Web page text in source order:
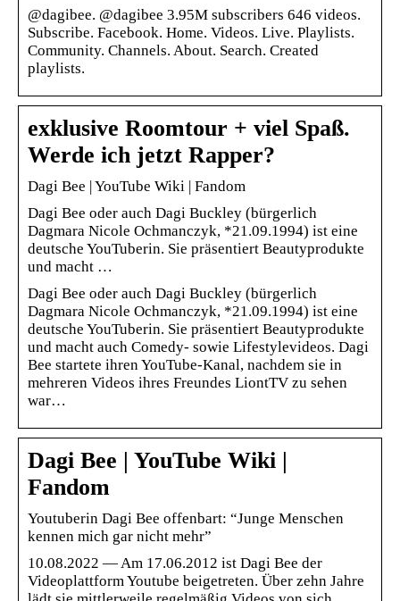
@dagibee. @dagibee 3.95M subscribers 646 videos.
Subscribe. Facebook. Home. Videos. Live. Playlists.
Community. Channels. About. Search. Created
playlists.
exklusive Roomtour + viel Spaß.
Werde ich jetzt Rapper?
Dagi Bee | YouTube Wiki | Fandom
Dagi Bee oder auch Dagi Buckley (bürgerlich
Dagmara Nicole Ochmanczyk, *21.09.1994) ist eine
deutsche YouTuberin. Sie präsentiert Beautyprodukte
und macht …
Dagi Bee oder auch Dagi Buckley (bürgerlich
Dagmara Nicole Ochmanczyk, *21.09.1994) ist eine
deutsche YouTuberin. Sie präsentiert Beautyprodukte
und macht auch Comedy- sowie Lifestylevideos. Dagi
Bee startete ihren YouTube-Kanal, nachdem sie in
mehreren Videos ihres Freundes LiontTV zu sehen
war…
Dagi Bee | YouTube Wiki |
Fandom
Youtuberin Dagi Bee offenbart: “Junge Menschen
kennen mich gar nicht mehr”
10.08.2022 — Am 17.06.2012 ist Dagi Bee der
Videoplattform Youtube beigetreten. Über zehn Jahre